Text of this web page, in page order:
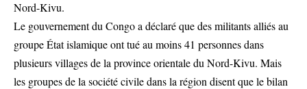
Nord-Kivu.
Le gouvernement du Congo a déclaré que des militants alliés au
groupe État islamique ont tué au moins 41 personnes dans
plusieurs villages de la province orientale du Nord-Kivu. Mais
les groupes de la société civile dans la région disent que le bilan